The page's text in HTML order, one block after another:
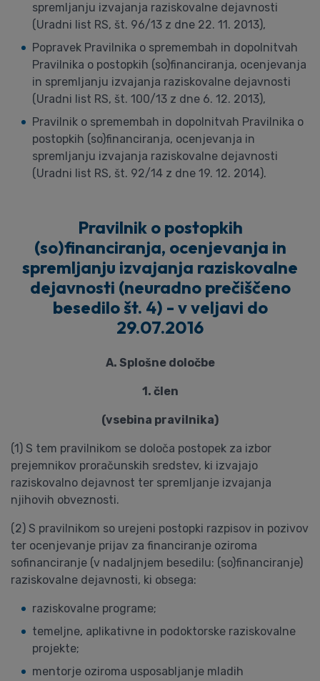
spremljanju izvajanja raziskovalne dejavnosti
(Uradni list RS, št. 96/13 z dne 22. 11. 2013),
Popravek Pravilnika o spremembah in dopolnitvah
Pravilnika o postopkih (so)financiranja, ocenjevanja
in spremljanju izvajanja raziskovalne dejavnosti
(Uradni list RS, št. 100/13 z dne 6. 12. 2013),
Pravilnik o spremembah in dopolnitvah Pravilnika o
postopkih (so)financiranja, ocenjevanja in
spremljanju izvajanja raziskovalne dejavnosti
(Uradni list RS, št. 92/14 z dne 19. 12. 2014).
Pravilnik o postopkih
(so)financiranja, ocenjevanja in
spremljanju izvajanja raziskovalne
dejavnosti (neuradno prečiščeno
besedilo št. 4) - v veljavi do
29.07.2016
A. Splošne določbe
1. člen
(vsebina pravilnika)
(1) S tem pravilnikom se določa postopek za izbor
prejemnikov proračunskih sredstev, ki izvajajo
raziskovalno dejavnost ter spremljanje izvajanja
njihovih obveznosti.
(2) S pravilnikom so urejeni postopki razpisov in pozivov
ter ocenjevanje prijav za financiranje oziroma
sofinanciranje (v nadaljnjem besedilu: (so)financiranje)
raziskovalne dejavnosti, ki obsega:
raziskovalne programe;
temeljne, aplikativne in podoktorske raziskovalne
projekte;
mentorje oziroma usposabljanje mladih